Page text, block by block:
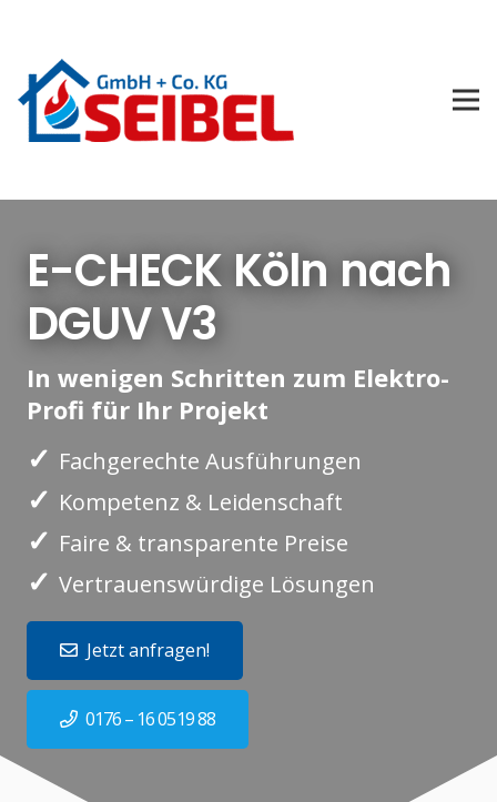
E-CHECK Köln nach
DGUV V3
In wenigen Schritten zum Elektro-
Profi für Ihr Projekt
✓ Fachgerechte Ausführungen
✓ Kompetenz & Leidenschaft
✓ Faire & transparente Preise
✓ Vertrauenswürdige Lösungen
Jetzt anfragen!
0176 – 16 0519 88